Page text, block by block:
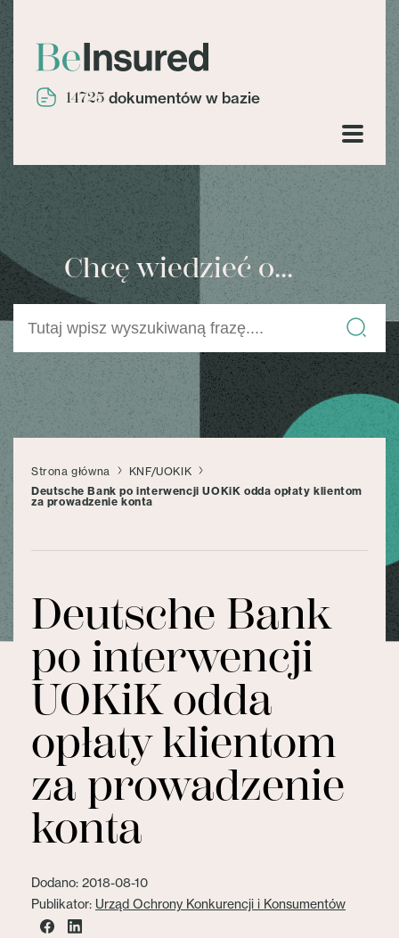
14725 dokumentów w bazie
Chcę wiedzieć o...
Strona główna
KNF/UOKIK
Deutsche Bank po interwencji UOKiK odda opłaty klientom
za prowadzenie konta
Deutsche Bank
po interwencji
UOKiK odda
opłaty klientom
za prowadzenie
konta
Dodano: 2018-08-10
Publikator: Urząd Ochrony Konkurencji i Konsumentów